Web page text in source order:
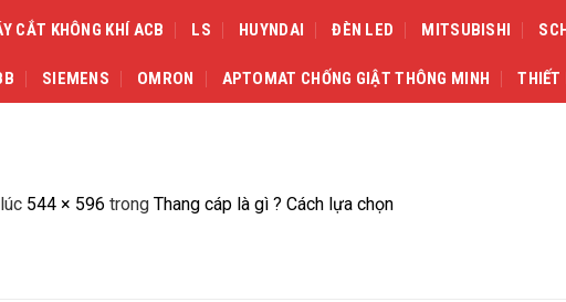
CẮT KHÔNG KHÍ ACB LS HUYNDAI ĐÈN LED MITSUBISHI
SIEMENS OMRON APTOMAT CHỐNG GIẬT THÔNG MINH THIẾT
lúc 544 × 596 trong Thang cáp là gì ? Cách lựa chọn